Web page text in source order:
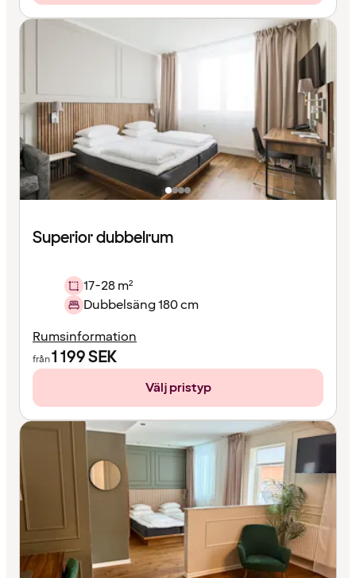
Superior dubbelrum
17-28 m²
Dubbelsäng 180 cm
Rumsinformation
från1 199SEK
Välj pristyp